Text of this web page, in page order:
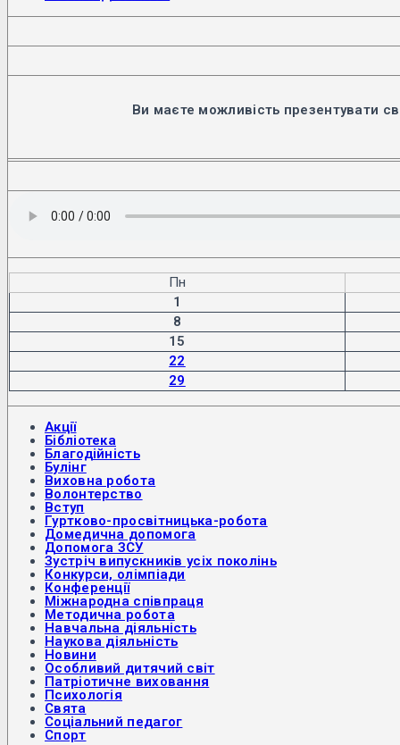
новій
Ви маєте можливість презентувати
Пн
1
8
15
22
29
Акції
Бібліотека
Благодійність
Булінг
Виховна робота
Волонтерство
Вступ
Гуртково-просвітницька-робота
Домедична допомога
Допомога ЗСУ
Зустріч випускників усіх поколінь
Конкурси, олімпіади
Конференції
Міжнародна співпраця
Методична робота
Навчальна діяльність
Наукова діяльність
Новини
Особливий дитячий світ
Патріотичне виховання
Психологія
Свята
Соціальний педагог
Спорт